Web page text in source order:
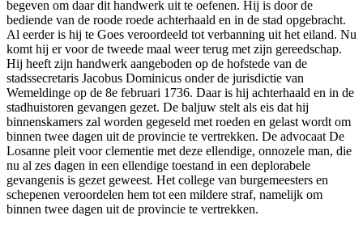
begeven om daar dit handwerk uit te oefenen. Hij is door de
bediende van de roode roede achterhaald en in de stad opgebracht.
Al eerder is hij te Goes veroordeeld tot verbanning uit het eiland. Nu
komt hij er voor de tweede maal weer terug met zijn gereedschap.
Hij heeft zijn handwerk aangeboden op de hofstede van de
stadssecretaris Jacobus Dominicus onder de jurisdictie van
Wemeldinge op de 8e februari 1736. Daar is hij achterhaald en in de
stadhuistoren gevangen gezet. De baljuw stelt als eis dat hij
binnenskamers zal worden gegeseld met roeden en gelast wordt om
binnen twee dagen uit de provincie te vertrekken. De advocaat De
Losanne pleit voor clementie met deze ellendige, onnozele man, die
nu al zes dagen in een ellendige toestand in een deplorabele
gevangenis is gezet geweest. Het college van burgemeesters en
schepenen veroordelen hem tot een mildere straf, namelijk om
binnen twee dagen uit de provincie te vertrekken.